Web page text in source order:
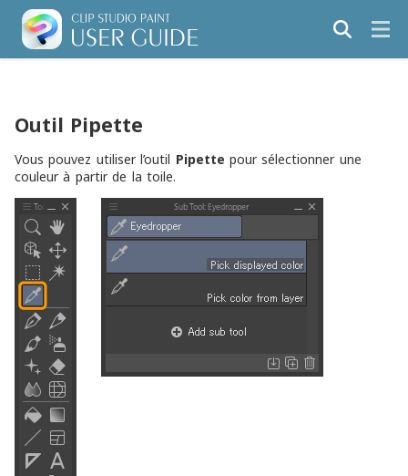
Outil Pipette
Vous pouvez utiliser l’outil Pipette pour sélectionner une
couleur à partir de la toile.